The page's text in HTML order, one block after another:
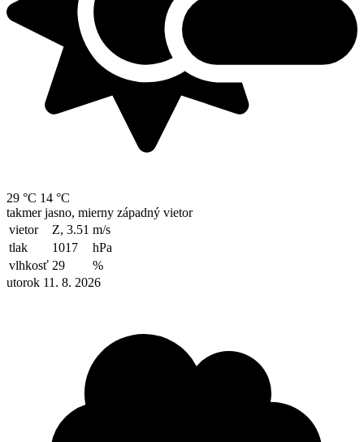
29 °C 14 °C
takmer jasno, mierny západný vietor
vietor
Z, 3.51 m/s
tlak
1017
hPa
vlhkosť 29
%
utorok 11. 8. 2026